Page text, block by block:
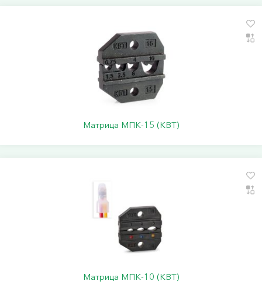
Матрица МПК-15 (КВТ)
Матрица МПК-10 (КВТ)